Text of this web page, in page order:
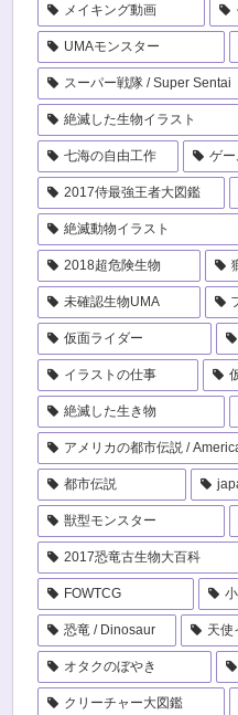
メイキング動画
UMAモンスター
スーパー戦隊 / Super Sentai
絶滅した生物イラスト
七海の自由工作 ゲ
2017侍最強王者大図鑑
絶滅動物イラスト
2018超危険生物
未確認生物UMA
仮面ライダー
イラストの仕事
絶滅した生き物
アメリカの都市伝説 /
都市伝説
獣型モンスター
2017恐竜古生物大百科
FOWTCG
恐竜 / Dinosaur 天使
オタクのぼやき
クリーチャー大図鑑